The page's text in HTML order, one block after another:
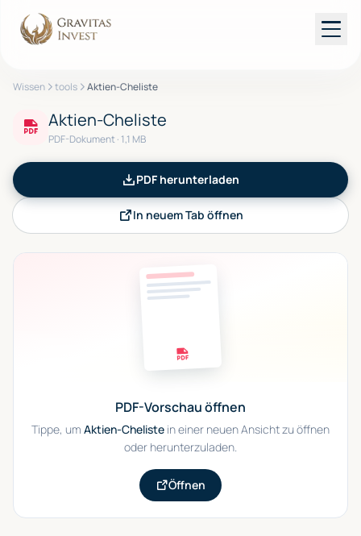
Dienstleistungen
Über uns
Wissen tools Aktien-Cheliste
Aktien-Cheliste
PDF-Dokument· 1,1 MB
PDF herunterladen
In neuem Tab öffnen
PDF-Vorschau öffnen
Tippe, um Aktien-Cheliste in einer neuen Ansicht zu öffnen
oder herunterzuladen.
Öffnen